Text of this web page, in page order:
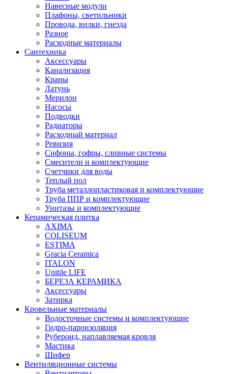
Навесные модули
Плафоны, светильники
Провода, вилки, гнезда
Разное
Расходные материалы
Сантехника
Аксессуары
Канализация
Краны
Латунь
Мерилон
Насосы
Подводки
Радиаторы
Расходный материал
Ревизия
Сифоны, гофры, сливные системы
Смесители и комплектующие
Счетчики для воды
Теплый пол
Труба металлопластиковая и комплектующие
Труба ППР и комплектующие
Унитазы и комплектующие
Керамическая плитка
AXIMA
COLISEUM
ESTIMA
Gracia Ceramica
ITALON
Unitile LIFE
БЕРЕЗА КЕРАМИКА
Аксессуары
Затирка
Кровельные материалы
Водосточные системы и комплектующие
Гидро-пароизоляция
Рубероид, наплавляемая кровля
Мастика
Шифер
Вентиляционные системы